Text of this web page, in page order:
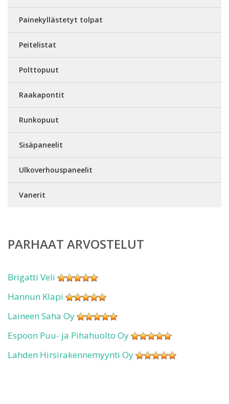
Painekyllästetyt tolpat
Peitelistat
Polttopuut
Raakapontit
Runkopuut
Sisäpaneelit
Ulkoverhouspaneelit
Vanerit
PARHAAT ARVOSTELUT
Brigatti Veli
Hannun Klapi
Laineen Saha Oy
Espoon Puu- ja Pihahuolto Oy
Lahden Hirsirakennemyynti Oy